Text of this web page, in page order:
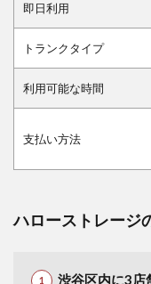
即日利用
トランクタイプ
利用可能な時間
支払い方法
ハローストレージ
渋谷区内に3店